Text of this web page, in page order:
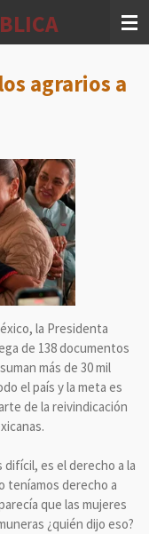
agrarios a
la Presidenta
de 138 documentos
más de 30 mil
el país y la meta es
de la reivindicación
es el derecho a la
teníamos derecho a
que las mujeres
¿quién dijo eso?